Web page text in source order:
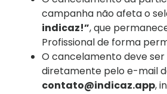
campanha não afeta o
indicaz!”, que
Profissional de forma
O cancelamento deve ser
diretamente pelo e-mail
contato@indicaz.app,